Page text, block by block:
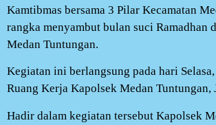
Kamtibmas bersama 3 Pilar Kecamatan
rangka menyambut bulan suci
Medan Tuntungan.
Kegiatan ini berlangsung pada hari
Ruang Kerja Kapolsek Medan
Hadir dalam kegiatan tersebut Kapolsek